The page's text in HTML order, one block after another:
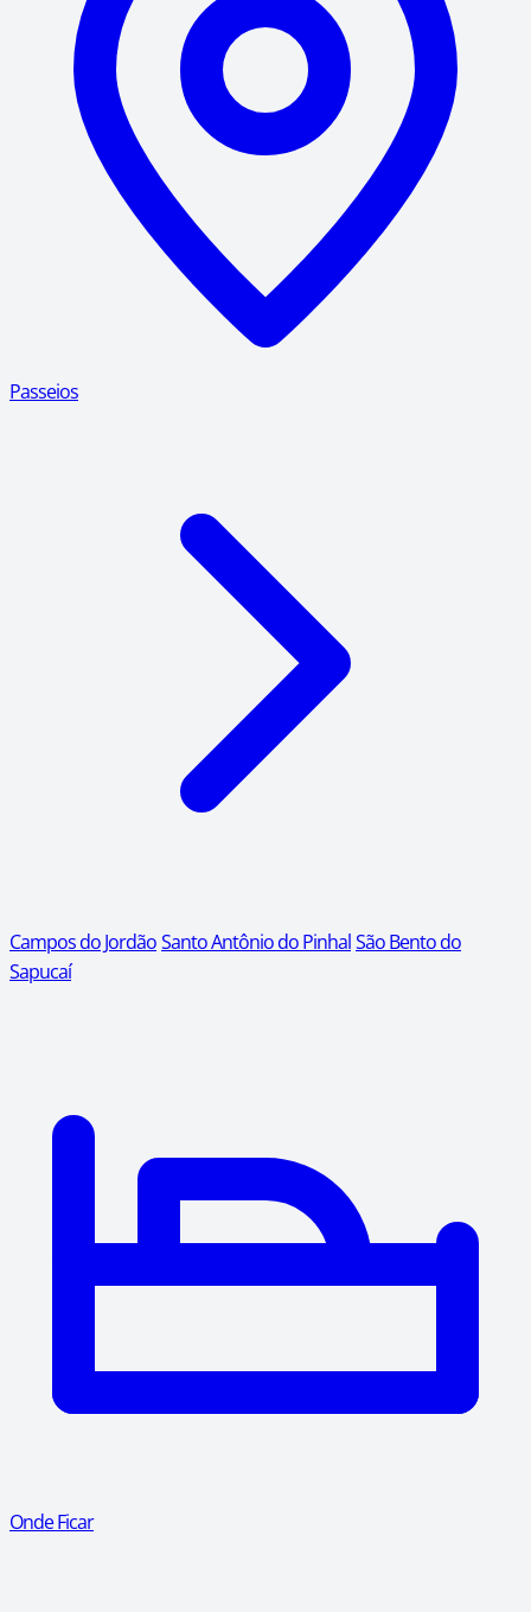
Passeios
Campos do JordãoSanto Antônio do PinhalSão Bento do
Sapucaí
Onde Ficar